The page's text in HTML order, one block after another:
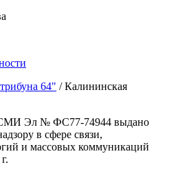
64" / Калининская
Эл № ФС77-74944 выдано
в сфере связи,
и массовых коммуникаций